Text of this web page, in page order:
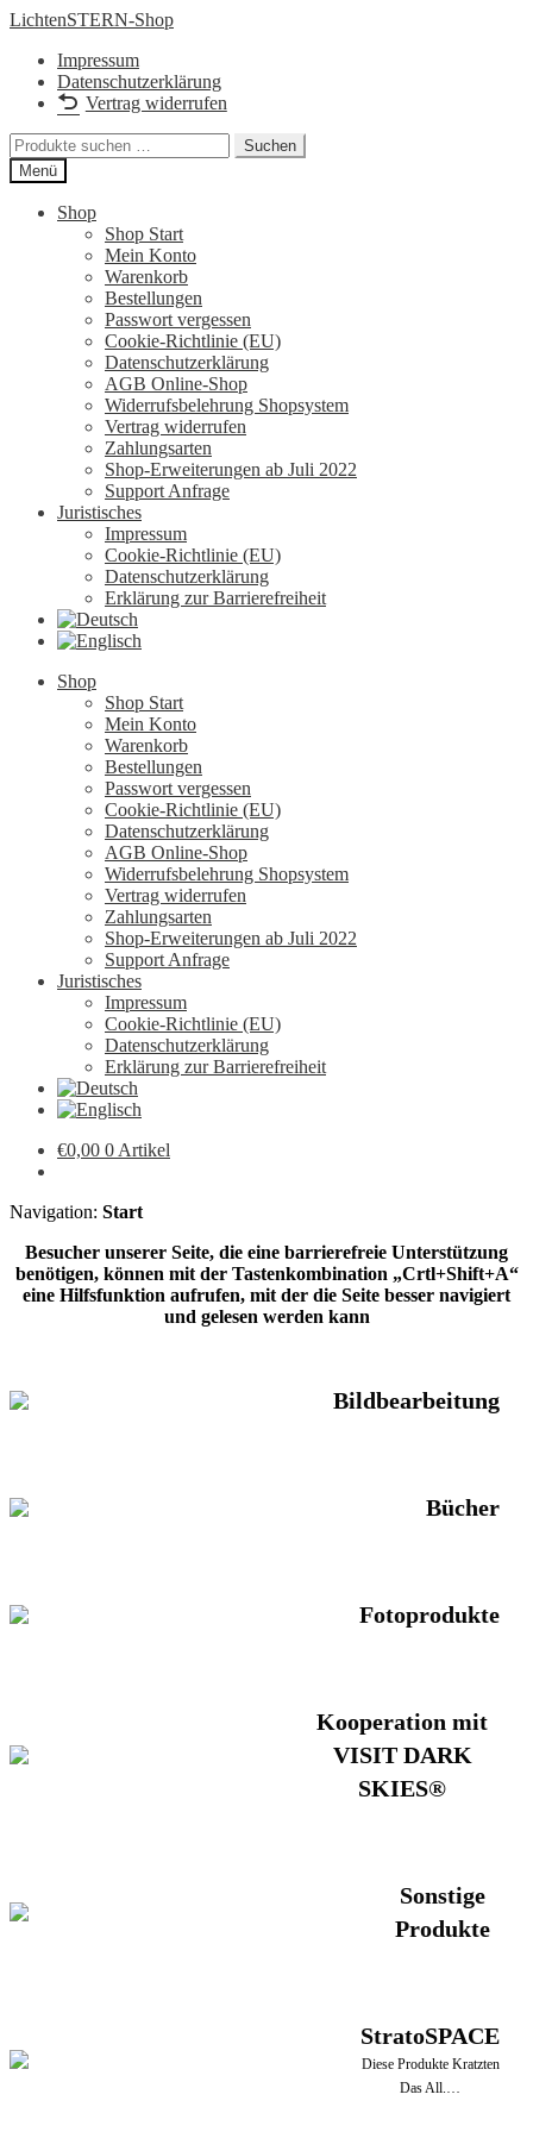
Zur
springen
Zum
springen
LichtenSTERN-Shop
Impressum
Datenschutzerklärung
Vertrag widerrufen
Suchen
nach:
Suchen
Menü
Shop
Shop Start
Mein Konto
Warenkorb
Bestellungen
Passwort vergessen
Cookie-Richtlinie (EU)
Datenschutzerklärung
AGB Online-Shop
Widerrufsbelehrung Shopsystem
Vertrag widerrufen
Zahlungsarten
Shop-Erweiterungen ab Juli 2022
Support Anfrage
Juristisches
Impressum
Cookie-Richtlinie (EU)
Datenschutzerklärung
Erklärung zur Barrierefreiheit
Shop
Shop Start
Mein Konto
Warenkorb
Bestellungen
Passwort vergessen
Cookie-Richtlinie (EU)
Datenschutzerklärung
AGB Online-Shop
Widerrufsbelehrung Shopsystem
Vertrag widerrufen
Zahlungsarten
Shop-Erweiterungen ab Juli 2022
Support Anfrage
Juristisches
Impressum
Cookie-Richtlinie (EU)
Datenschutzerklärung
Erklärung zur Barrierefreiheit
€0,00 0 Artikel
Navigation: Start
Besucher unserer Seite, die eine barrierefreie Unterstützung
benötigen, können mit der Tastenkombination „Crtl+Shift+A“
eine Hilfsfunktion aufrufen, mit der die Seite besser navigiert
und gelesen werden kann
Bildbearbeitung
Bücher
Fotoprodukte
Kooperation mit
VISIT DARK
SKIES®
Sonstige
Produkte
StratoSPACE
Diese Produkte Kratzten
Das All.…